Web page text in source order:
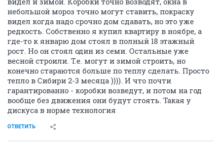
небольшой мороз точно могут ставить, покраску
видел когда надо срочно дом сдавать, но это уже
редкость. Собственно я купил квартиру в ноябре, а
где-то к январю дом стоял в полный 18 этажный
рост. Но он стоял один из семи. Остальные уже
весной строили. Т.е. могут и зимой строить, но
конечно стараются больше по теплу сделать. Просто
тепло в Сибири 2-3 месяца )))). И что почти
гарантированно - коробки возведут, и потом на год
вообще без движения они будут стоять. Такая у
дискуса в норме технология
ОТВЕТИТЬ